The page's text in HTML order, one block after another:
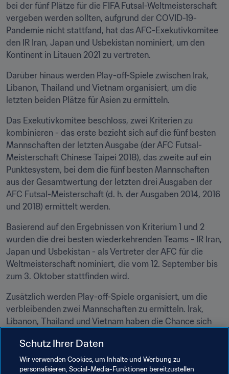
bei der fünf Plätze für die FIFA Futsal-Weltmeisterschaft
vergeben werden sollten, aufgrund der COVID-19-
Pandemie nicht stattfand, hat das AFC-Exekutivkomitee
den IR Iran, Japan und Usbekistan nominiert, um den
Kontinent in Litauen 2021 zu vertreten.
Darüber hinaus werden Play-off-Spiele zwischen Irak,
Libanon, Thailand und Vietnam organisiert, um die
letzten beiden Plätze für Asien zu ermitteln.
Das Exekutivkomitee beschloss, zwei Kriterien zu
kombinieren - das erste bezieht sich auf die fünf besten
Mannschaften der letzten Ausgabe (der AFC Futsal-
Meisterschaft Chinese Taipei 2018), das zweite auf ein
Punktesystem, bei dem die fünf besten Mannschaften
aus der Gesamtwertung der letzten drei Ausgaben der
AFC Futsal-Meisterschaft (d. h. der Ausgaben 2014, 2016
und 2018) ermittelt werden.
Basierend auf den Ergebnissen von Kriterium 1 und 2
wurden die drei besten wiederkehrenden Teams - IR Iran,
Japan und Usbekistan - als Vertreter der AFC für die
Weltmeisterschaft nominiert, die vom 12. September bis
zum 3. Oktober stattfinden wird.
Zusätzlich werden Play-off-Spiele organisiert, um die
verbleibenden zwei Mannschaften zu ermitteln. Irak,
Libanon, Thailand und Vietnam haben die Chance sich
in Kuala Lumpur, Malaysia ergab folgendes:
_Hinspiele 20. Mai, Rückspiele 25. Mai:
Schutz Ihrer Daten
Wir verwenden Cookies, um Inhalte und Werbung zu
personalisieren, Social-Media-Funktionen bereitzustellen